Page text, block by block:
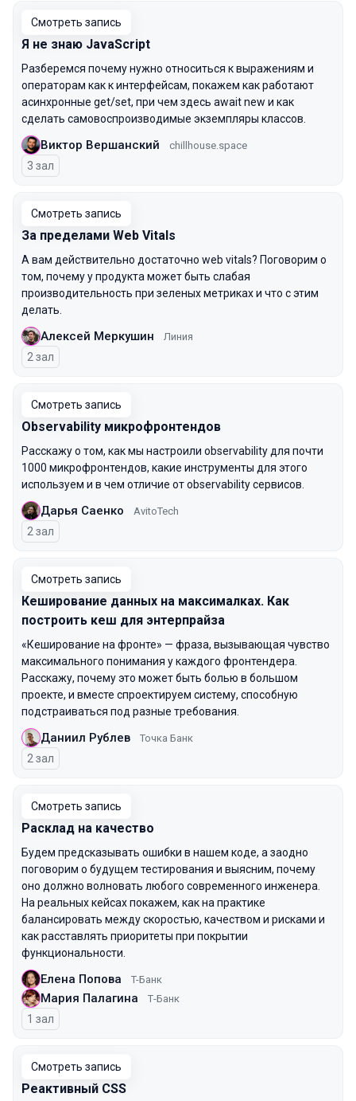
Смотреть запись
Я не знаю JavaScript
Разберемся почему нужно относиться к выражениям и
операторам как к интерфейсам, покажем как работают
асинхронные get/set, при чем здесь await new и как
сделать самовоспроизводимые экземпляры классов.
Виктор Вершанский chillhouse.space
3 зал
Смотреть запись
За пределами Web Vitals
А вам действительно достаточно web vitals? Поговорим о
том, почему у продукта может быть слабая
производительность при зеленых метриках и что с этим
делать.
Алексей Меркушин Линия
2 зал
Смотреть запись
Observability микрофронтендов
Расскажу о том, как мы настроили observability для почти
1000 микрофронтендов, какие инструменты для этого
используем и в чем отличие от observability сервисов.
Дарья Саенко AvitoTech
2 зал
Смотреть запись
Кеширование данных на максималках. Как
построить кеш для энтерпрайза
«Кеширование на фронте» — фраза, вызывающая чувство
максимального понимания у каждого фронтендера.
Расскажу, почему это может быть болью в большом
проекте, и вместе спроектируем систему, способную
подстраиваться под разные требования.
Даниил Рублев Точка Банк
2 зал
Смотреть запись
Расклад на качество
Будем предсказывать ошибки в нашем коде, а заодно
поговорим о будущем тестирования и выясним, почему
оно должно волновать любого современного инженера.
На реальных кейсах покажем, как на практике
балансировать между скоростью, качеством и рисками и
как расставлять приоритеты при покрытии
функциональности.
Елена Попова T-Банк
Мария Палагина Т-Банк
1 зал
Смотреть запись
Реактивный CSS